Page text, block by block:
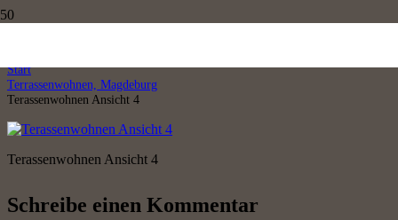
Start
Terrassenwohnen, Magdeburg
Terassenwohnen Ansicht 4
Terassenwohnen Ansicht 4
Schreibe einen Kommentar